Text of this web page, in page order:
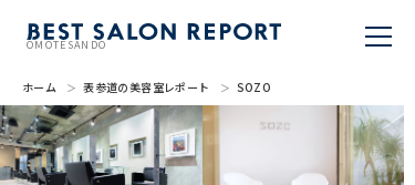
OMOTESANDO
美容室を探す
BSR PRESS
ホーム 表参道の美容室レポート SOZO